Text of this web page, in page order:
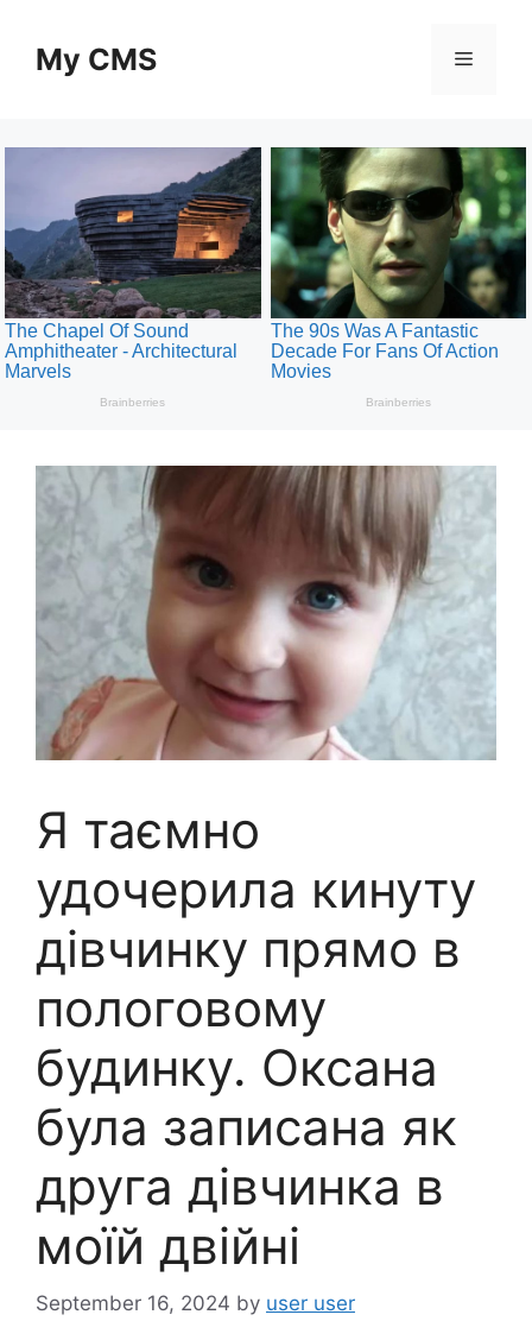
contentMy CMS Menu
Я таємно
удочерила кинуту
дівчинку прямо в
пологовому
будинку. Оксана
була записана як
друга дівчинка в
моїй двійні
September 16, 2024 by user user